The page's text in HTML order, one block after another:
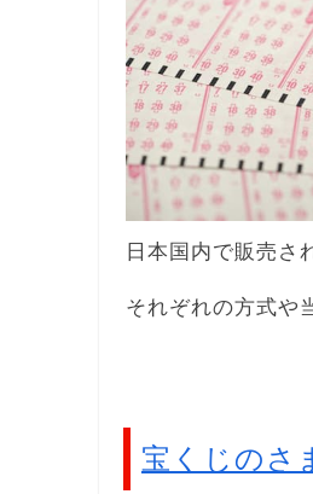
日本国内で販売さ
それぞれの方式や
宝くじのさ